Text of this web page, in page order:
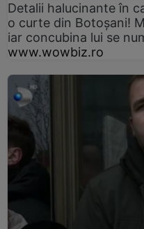
Detalii halucinante în
o curte din Botoșani!
iar concubina lui se
www.wowbiz.ro